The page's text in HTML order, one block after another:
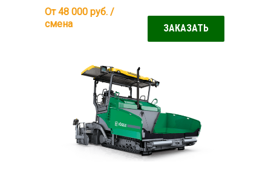
От 48 000 руб. /
смена
ЗАКАЗАТЬ